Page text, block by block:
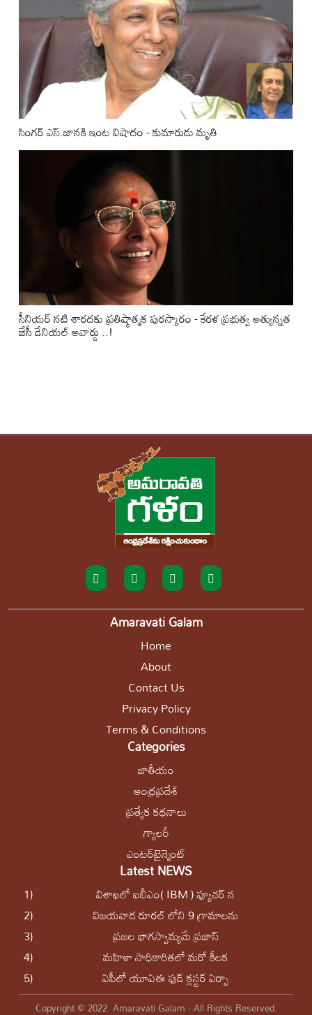
సింగర్ ఎస్.జానకి ఇంట విషాదం - కుమారుడు మృతి
సీనియర్ నటి శారదకు ప్రతిష్ఠాత్మక పురస్కారం - కేరళ ప్రభుత్వ అత్యున్నత
జేసీ డేనియల్ అవార్డు ..!
Amaravati Galam
Home
About
Contact Us
Privacy Policy
Terms & Conditions
Categories
జాతీయం
ఆంధ్రప్రదేశ్
ప్రత్యేక కథనాలు
గ్యాలరీ
ఎంటర్‌టైన్మెంట్
Latest NEWS
1)
విశాఖలో ఐబీఎం( IBM ) ఫ్యూచర్ న
2)
విజయవాడ రూరల్ లోని 9 గ్రామాలను
3)
ప్ర‌జ‌ల భాగ‌స్వామ్య‌మే ప్రజాస్
4)
మ‌హిళా సాధికారిత‌లో మ‌రో కీల‌క
5)
ఏపీలో యూఏఈ ఫుడ్ క్లస్టర్ ఏర్పా
Copyright © 2022. Amaravati Galam - All Rights Reserved.